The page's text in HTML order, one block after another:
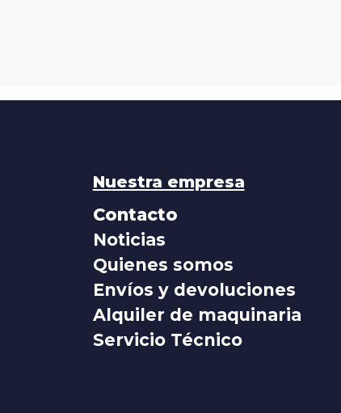
Nuestra empresa
Contacto
Noticias
Quienes somos
Envíos y devoluciones
Alquiler de maquinaria
Servicio Técnico